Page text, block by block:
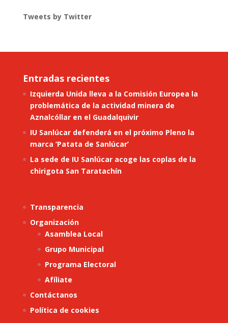
Tweets by Twitter
Entradas recientes
Izquierda Unida lleva a la Comisión Europea la
problemática de la actividad minera de
Aznalcóllar en el Guadalquivir
IU Sanlúcar defenderá en el próximo Pleno la
marca ‘Patata de Sanlúcar’
La sede de IU Sanlúcar acoge las coplas de la
chirigota San Taratachín
Transparencia
Organización
Asamblea Local
Grupo Municipal
Programa Electoral
Afíliate
Contáctanos
Política de cookies